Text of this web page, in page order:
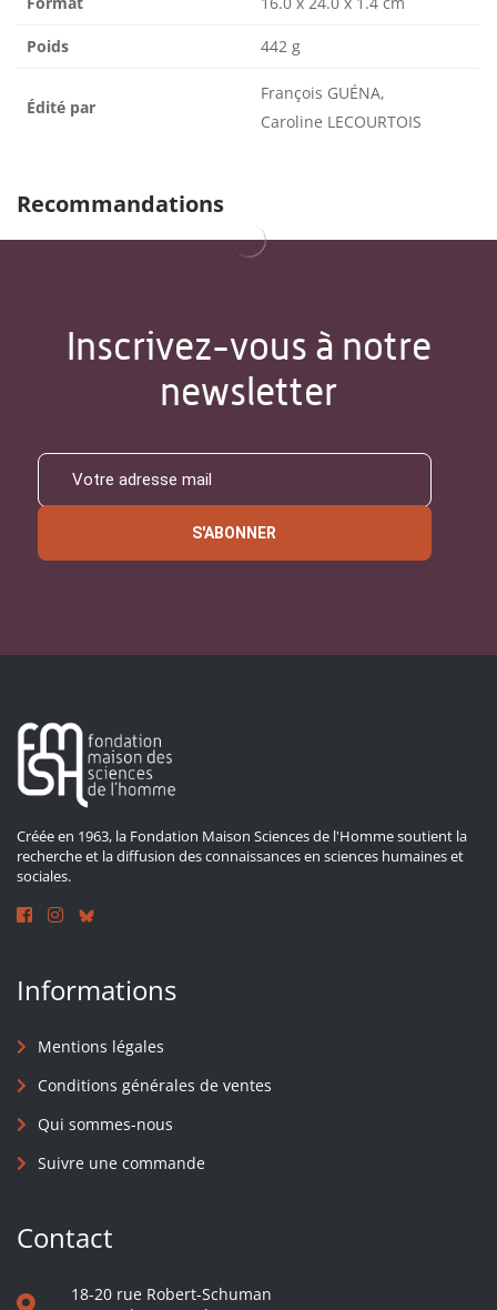
Poids 442 g
Édité par
François GUÉNA,
Caroline LECOURTOIS
Recommandations
Inscrivez-vous à notre
newsletter
S'ABONNER
Créée en 1963, la Fondation Maison Sciences de l'Homme soutient la
recherche et la diffusion des connaissances en sciences humaines et
sociales.
Informations
Mentions légales
Conditions générales de ventes
Qui sommes-nous
Suivre une commande
Contact
18-20 rue Robert-Schuman